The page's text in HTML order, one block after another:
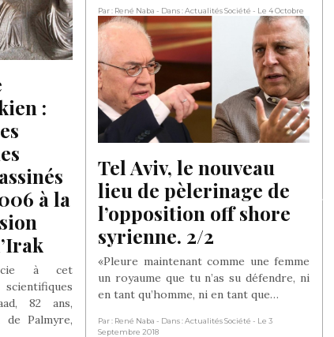
Par : René Naba - Dans : Actualités Société - Le 4 Octobre
2019
:
à la
à cet
82 ans,
Palmyre,
Tel Aviv, le nouveau
lieu de pèlerinage de
l’opposition off shore
syrienne. 2/2
«Pleure maintenant comme une femme
un royaume que tu n’as su défendre, ni
en tant qu’homme, ni en tant que…
Par : René Naba - Dans : Actualités Société - Le 3
Septembre 2018